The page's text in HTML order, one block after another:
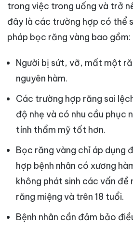
trong việc trong uống và trở
đây là các trường hợp có thể
pháp bọc răng vàng bao gồm:
Người bị sứt, vỡ, mất một
nguyên hàm.
Các trường hợp răng sai
độ nhẹ và có nhu cầu phục
tính thẩm mỹ tốt hơn.
Bọc răng vàng chỉ áp dụng
hợp bệnh nhân có xương
không phát sinh các vấn đề
răng miệng và trên 18 tuổi.
Bệnh nhân cần đảm bảo